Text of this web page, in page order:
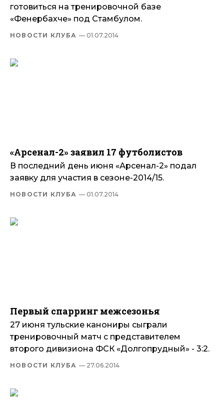
готовиться на тренировочной базе
«Фенербахче» под Стамбулом.
НОВОСТИ КЛУБА — 01.07.2014
«Арсенал-2» заявил 17 футболистов
В последний день июня «Арсенал-2» подал
заявку для участия в сезоне-2014/15.
НОВОСТИ КЛУБА — 01.07.2014
Первый спарринг межсезонья
27 июня тульские канониры сыграли
тренировочный матч с представителем
второго дивизиона ФСК «Долгопрудный» - 3:2.
НОВОСТИ КЛУБА — 27.06.2014